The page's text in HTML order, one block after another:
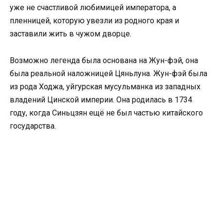
уже не счастливой любимицей императора, а
пленницей, которую увезли из родного края и
заставили жить в чужом дворце.
Возможно легенда была основана на Жун-фэй, она
была реальной наложницей Цяньлуна. Жун-фэй была
из рода Ходжа, уйгурская мусульманка из западных
владений Цинской империи. Она родилась в 1734
году, когда Синьцзян ещё не был частью китайского
государства.